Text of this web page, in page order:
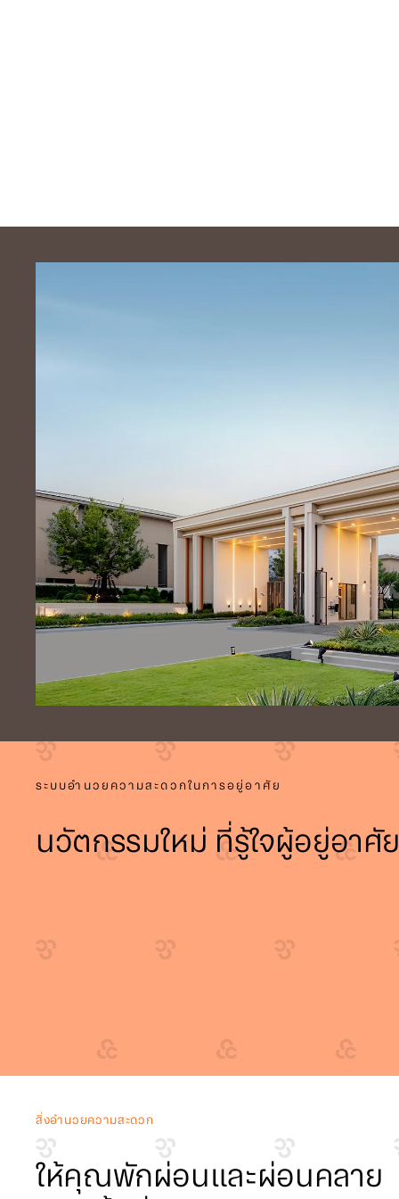
ระบบอำนวยความสะดวกในการอยู่อาศัย
นวัตกรรมใหม่ ที่รู้ใจผู้อยู่อาศั
สิ่งอำนวยความสะดวก
ให้คุณพักผ่อนและผ่อนคลาย